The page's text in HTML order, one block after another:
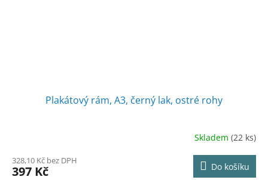
Plakátový rám, A3, černý lak, ostré rohy
Skladem (22 ks)
328,10 Kč bez DPH
397 Kč Do košíku